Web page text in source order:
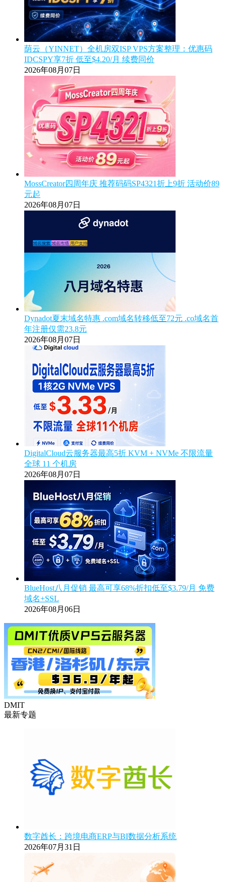
荫云（YINNET）全机房双ISP VPS方案整理：优惠码
IDCSPY享7折 低至$4.20/月 续费同价
2026年08月07日
MossCreator四周年庆 推荐码码SP4321折上9折 活动价89
元起
2026年08月07日
Dynadot夏末域名特惠 .com域名转移低至72元 .co域名首
年注册仅需23.8元
2026年08月07日
DigitalCloud云服务器最高5折 KVM + NVMe 不限流量
全球 11 个机房
2026年08月07日
BlueHost八月促销 最高可享68%折扣低至$3.79/月 免费
域名+SSL
2026年08月06日
DMIT
最新专题
数字酋长：跨境电商ERP与BI数据分析系统
2026年07月31日